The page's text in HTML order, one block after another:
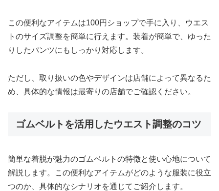
この便利なアイテムは100円ショップで手に入り、ウエス
トのサイズ調整を簡単に行えます。装着が簡単で、ゆった
りしたパンツにもしっかり対応します。
ただし、取り扱いの色やデザインは店舗によって異なるた
め、具体的な情報は最寄りの店舗でご確認ください。
ゴムベルトを活用したウエスト調整のコツ
簡単な着脱が魅力のゴムベルトの特徴と使い心地について
解説します。この便利なアイテムがどのような服装に役立
つのか、具体的なシナリオを通じてご紹介します。